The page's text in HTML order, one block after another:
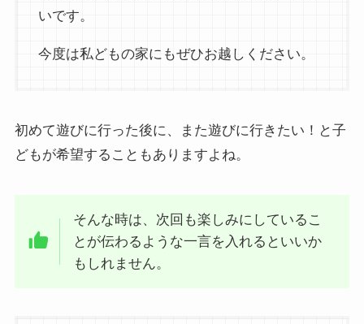
いです。
今度は私どもの家にもぜひお越しください。
初めて遊びに行った後に、また遊びに行きたい！と子
どもが希望することもありますよね。
そんな時は、次回も楽しみにしているこ
とが伝わるような一言を入れるといいか
もしれません。